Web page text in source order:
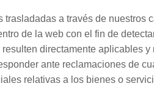
a través de nuestros
de la web con el fin de
directamente aplicables y
ante reclamaciones de
relativas a los bienes o